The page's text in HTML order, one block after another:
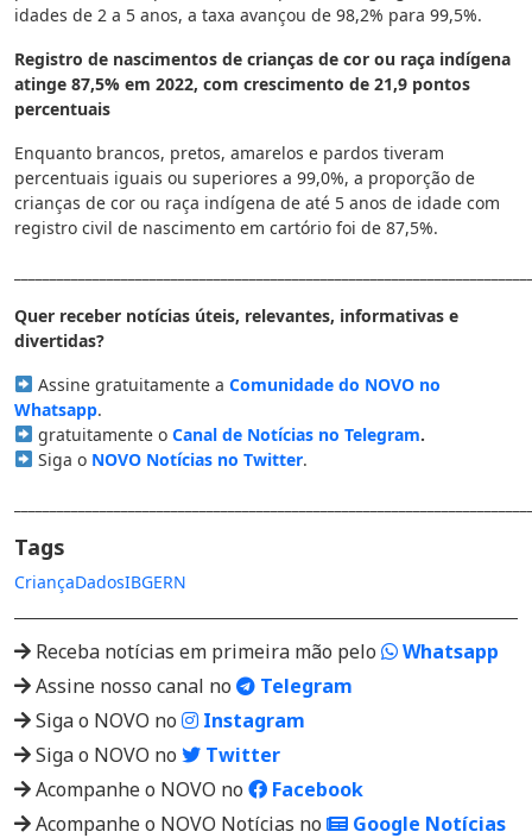
idades de 2 a 5 anos, a taxa avançou de 98,2% para 99,5%.
Registro de nascimentos de crianças de cor ou raça indígena
atinge 87,5% em 2022, com crescimento de 21,9 pontos
percentuais
Enquanto brancos, pretos, amarelos e pardos tiveram
percentuais iguais ou superiores a 99,0%, a proporção de
crianças de cor ou raça indígena de até 5 anos de idade com
registro civil de nascimento em cartório foi de 87,5%.
Quer receber notícias úteis, relevantes, informativas e
divertidas?
Assine gratuitamente a Comunidade do NOVO no
Whatsapp.
gratuitamente o Canal de Notícias no Telegram.
Siga o NOVO Notícias no Twitter.
Tags
CriançaDadosIBGERN
Receba notícias em primeira mão pelo
Whatsapp
Assine nosso canal no
Telegram
Siga o NOVO no
Instagram
Siga o NOVO no
Twitter
Acompanhe o NOVO no
Facebook
Acompanhe o NOVO Notícias no
Google Notícias